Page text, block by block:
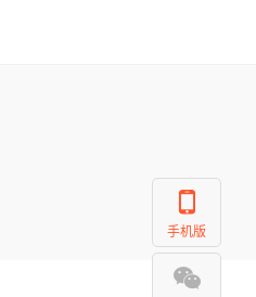
手机版